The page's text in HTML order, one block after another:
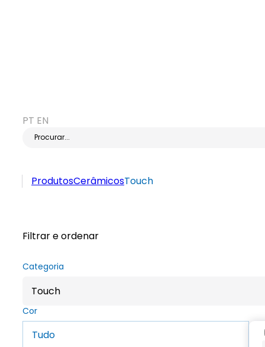
PT EN
Procurar...
ProdutosCerâmicosTouch
Filtrar e ordenar
Categoria
Touch
Cor
Tudo